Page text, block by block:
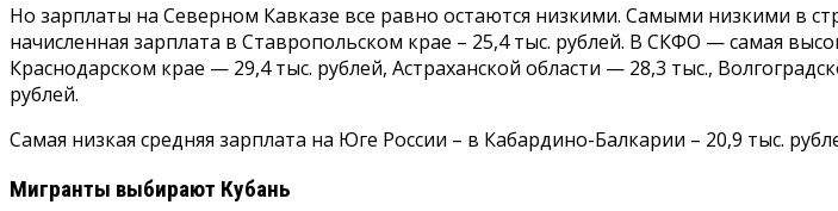
Но зарплаты на Северном Кавказе все равно остаются низкими. Самыми низкими в
начисленная зарплата в Ставропольском крае – 25,4 тыс. рублей. В СКФО — самая
Краснодарском крае — 29,4 тыс. рублей, Астраханской области — 28,3 тыс.,
рублей.
Самая низкая средняя зарплата на Юге России – в Кабардино-Балкарии – 20,9 тыс.
Мигранты выбирают Кубань